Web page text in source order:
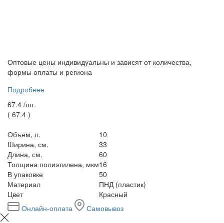
Оптовые цены индивидуальны и зависят от количества,
формы оплаты и региона
Подробнее
67.4 /шт.
( 67.4 )
Объем, л.
10
Ширина, см.
33
Длина, см.
60
Толщина полиэтилена, мкм16
В упаковке
50
Материал
ПНД (пластик)
Цвет
Красный
Онлайн-оплата
Самовывоз